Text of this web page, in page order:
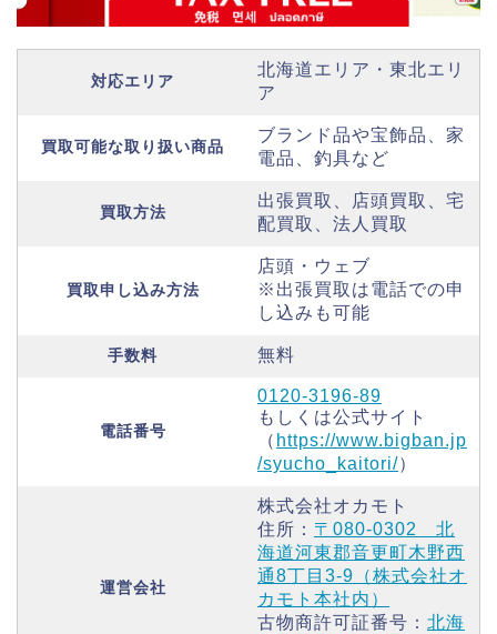
対応エリア
北海道エリア・東北エリ
ア
買取可能な取り扱い商品
ブランド品や宝飾品、家
電品、釣具など
買取方法
出張買取、店頭買取、宅
配買取、法人買取
買取申し込み方法
店頭・ウェブ
※出張買取は電話での申
し込みも可能
手数料 無料
電話番号
0120-3196-89
もしくは公式サイト
（ https://www.bigban.jp
/syucho_kaitori/）
運営会社
株式会社オカモト
住所： 〒080-0302 北
海道河東郡音更町木野西
通8丁目3-9（株式会社オ
カモト本社内）
古物商許可証番号： 北海